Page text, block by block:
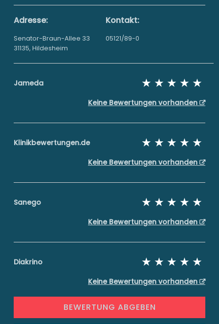
Adresse:
Senator-Braun-Allee 33
31135, Hildesheim
Kontakt:
05121/89-0
Jameda
Keine Bewertungen vorhanden
Klinikbewertungen.de
Keine Bewertungen vorhanden
Sanego
Keine Bewertungen vorhanden
Diakrino
Keine Bewertungen vorhanden
BEWERTUNG ABGEBEN